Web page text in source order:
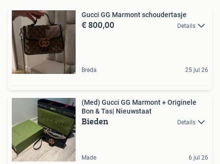
Gucci GG Marmont schoudertasje
€ 800,00 Details
Breda 25 jul 26
(Med) Gucci GG Marmont + Originele
Bon & Tas| Nieuwstaat
Bieden Details
Made 6 jul 26